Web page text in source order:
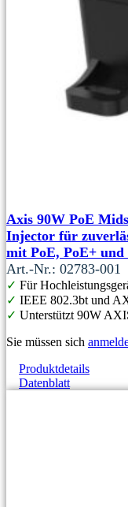
Axis 90W PoE
Injector für
mit PoE, PoE+ und
Art.-Nr.: 02783-001
✓ Für
✓ IEEE 802.3bt und
✓ Unterstützt 90W
Sie müssen sich
Produktdetails
Datenblatt